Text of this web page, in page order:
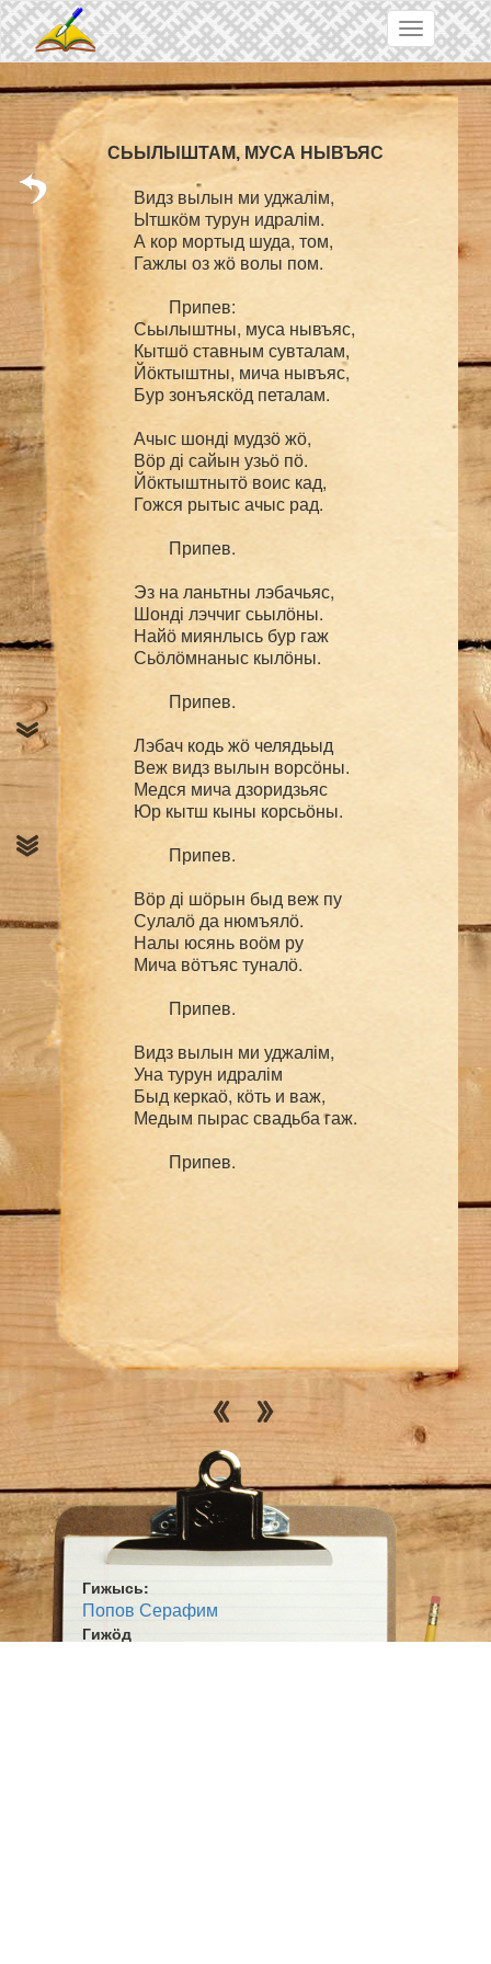
Skip to main content
Toggle
navigation
Видз вылын ми уджалім,
Ытшкӧм турун идралім.
А кор мортыд шуда, том,
Гажлы оз жӧ волы пом.
Сьылыштны, муса нывъяс,
Кытшӧ ставным сувталам,
Йӧктыштны, мича нывъяс,
Бур зонъяскӧд петалам.
Ачыс шонді мудзӧ жӧ,
Вӧр ді сайын узьӧ пӧ.
Йӧктыштнытӧ воис кад,
Гожся рытыс ачыс рад.
Эз на ланьтны лэбачьяс,
Шонді лэччиг сьылӧны.
Найӧ миянлысь бур гаж
Сьӧлӧмнаныс кылӧны.
Лэбач кодь жӧ челядьыд
Веж видз вылын ворсӧны.
Медся мича дзоридзьяс
Юр кытш кыны корсьӧны.
Вӧр ді шӧрын быд веж пу
Сулалӧ да нюмъялӧ.
Налы юсянь воӧм ру
Мича вӧтъяс туналӧ.
Видз вылын ми уджалім,
Уна турун идралім
Быд керкаӧ, кӧть и важ,
Медым пырас свадьба гаж.
Гижысь:
Попов Серафим
Гижӧд